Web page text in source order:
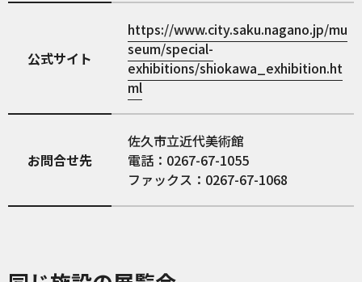
公式サイト
https://www.city.saku.nagano.jp/mu
seum/special-
exhibitions/shiokawa_exhibition.ht
ml
お問合せ先
佐久市立近代美術館
電話：0267-67-1055
ファックス：0267-67-1068